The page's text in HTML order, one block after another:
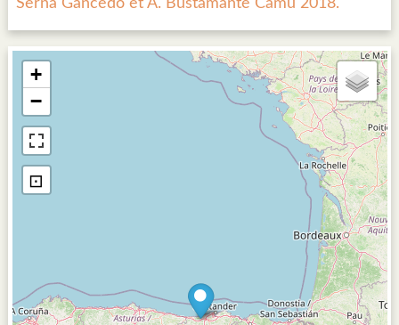
Serna Gancedo et A. Bustamante Camu 2018.
+
−
⊡